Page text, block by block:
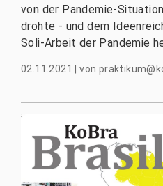
von der Pandemie-
drohte - und dem
Soli-Arbeit der Pandemie
02.11.2021 |von